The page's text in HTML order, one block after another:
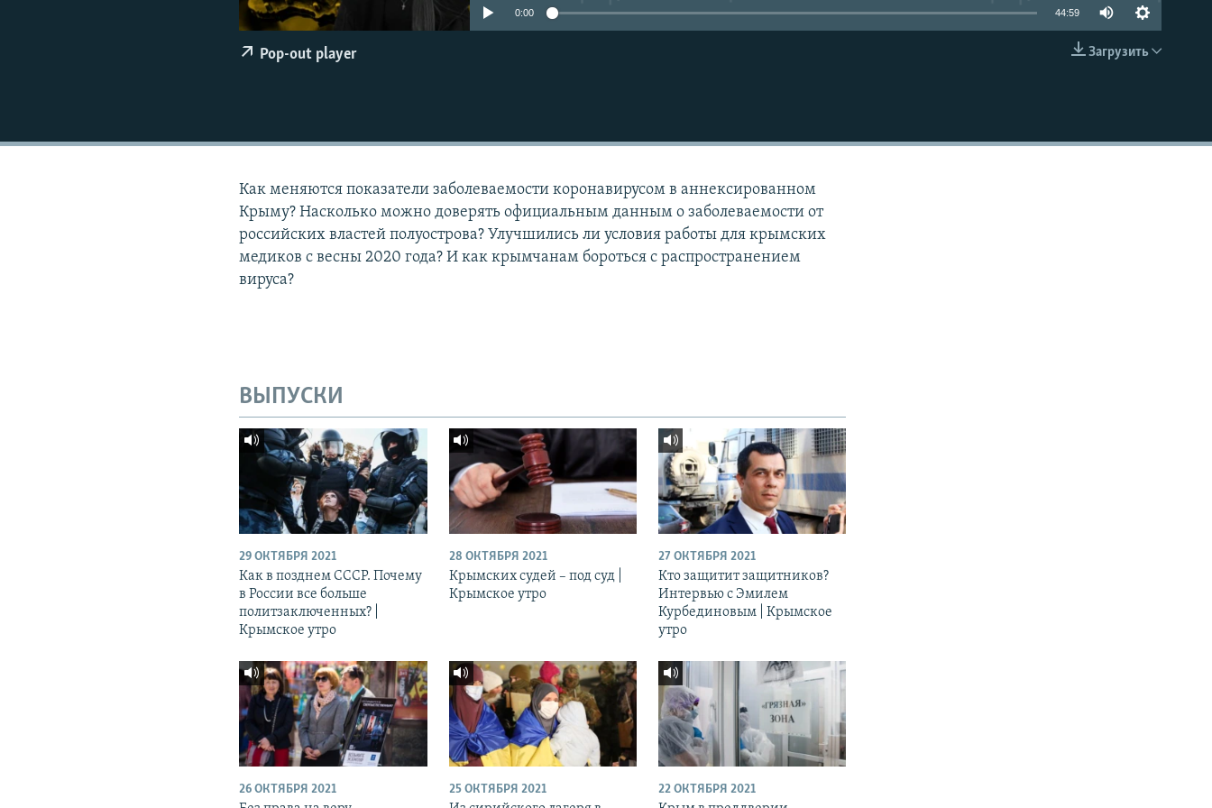
EMBED
0:00 44:59
Загрузить
Pop-out player
Как меняются показатели заболеваемости коронавирусом в аннексированном
Крыму? Насколько можно доверять официальным данным о заболеваемости от
российских властей полуострова? Улучшились ли условия работы для крымских
медиков с весны 2020 года? И как крымчанам бороться с распространением
вируса?
ВЫПУСКИ
29 ОКТЯБРЯ 2021
Как в позднем СССР. Почему
в России все больше
политзаключенных? |
Крымское утро
28 ОКТЯБРЯ 2021
Крымских судей – под суд |
Крымское утро
27 ОКТЯБРЯ 2021
Кто защитит защитников?
Интервью с Эмилем
Курбединовым | Крымское
утро
26 ОКТЯБРЯ 2021 25 ОКТЯБРЯ 2021 22 ОКТЯБРЯ 2021